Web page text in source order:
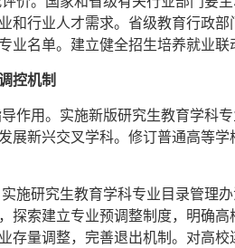
和行业人才需求。省级教育行政
业名单。建立健全招生培养就业
控机制
作用。实施新版研究生教育学科
展新兴交叉学科。修订普通高等
施研究生教育学科专业目录管理
探索建立专业预调整制度，明确
存量调整，完善退出机制。对高校